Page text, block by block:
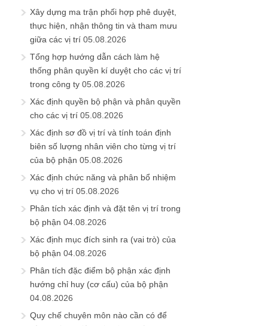
Xây dựng ma trận phối hợp phê duyệt,
thực hiện, nhận thông tin và tham mưu
giữa các vị trí 05.08.2026
Tổng hợp hướng dẫn cách làm hệ
thống phân quyền kí duyệt cho các vị trí
trong công ty 05.08.2026
Xác định quyền bộ phận và phân quyền
cho các vị trí 05.08.2026
Xác định sơ đồ vị trí và tính toán định
biên số lượng nhân viên cho từng vị trí
của bộ phận 05.08.2026
Xác định chức năng và phân bổ nhiệm
vụ cho vị trí 05.08.2026
Phân tích xác định và đặt tên vị trí trong
bộ phận 04.08.2026
Xác định mục đích sinh ra (vai trò) của
bộ phận 04.08.2026
Phân tích đặc điểm bộ phận xác định
hướng chỉ huy (cơ cấu) của bộ phận
04.08.2026
Quy chế chuyên môn nào cần có để